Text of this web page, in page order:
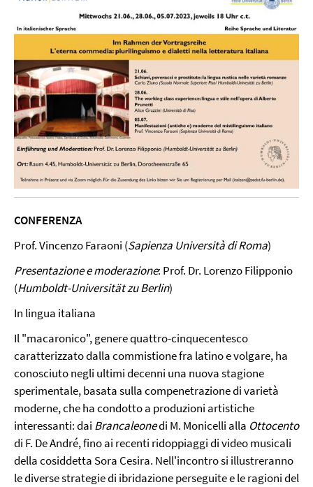
CONFERENZA
Prof. Vincenzo Faraoni (Sapienza Universitàdi Roma)
Presentazione e moderazione: Prof. Dr. Lorenzo Filipponio
(Humboldt-Universität zu Berlin)
In lingua italiana
Il "macaronico", genere quattro-cinquecentesco
caratterizzato dalla commistione fra latino e volgare, ha
conosciuto negli ultimi decenni una nuova stagione
sperimentale, basata sulla compenetrazione di varietà
moderne, che ha condotto a produzioni artistiche
interessanti: dai Brancaleonedi M. Monicelli alla Ottocento
di F. De André, fino ai recenti ridoppiaggi di video musicali
della cosiddetta Sora Cesira. Nell'incontro si illustreranno
le diverse strategie di ibridazione perseguite e le ragioni del